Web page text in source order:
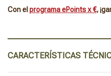
Con el programa ePoints x €,
CARACTERÍSTICAS